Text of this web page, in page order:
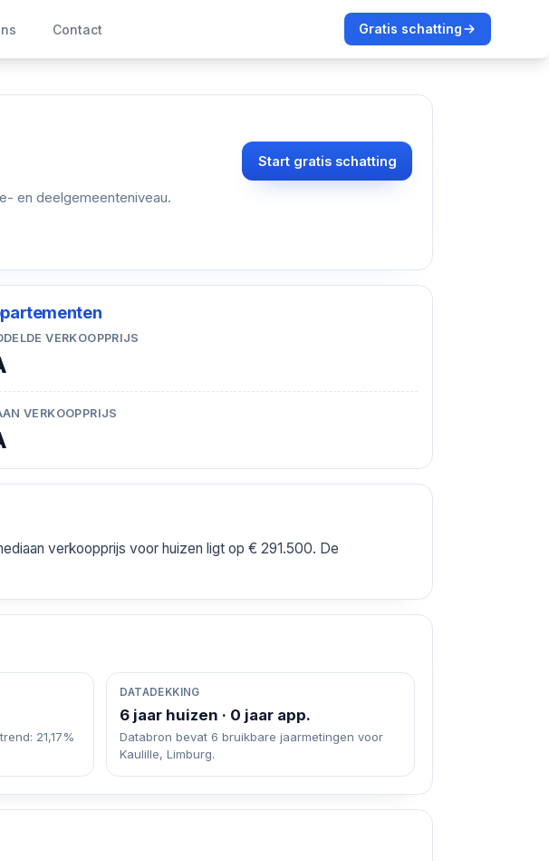
Contact Gratis schatting
en deelgemeenteniveau.
Start gratis schatting
VERKOOPPRIJS
VERKOOPPRIJS
verkoopprijs voor huizen ligt op € 291.500. De
21,17%
DATADEKKING
6 jaar huizen · 0 jaar app.
Databron bevat 6 bruikbare jaarmetingen voor
Kaulille, Limburg.